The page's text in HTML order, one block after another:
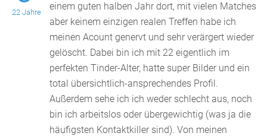
22 Jahre
einem guten halben Jahr dort, mit vielen Matches
aber keinem einzigen realen Treffen habe ich
meinen Acount genervt und sehr verärgert wieder
gelöscht. Dabei bin ich mit 22 eigentlich im
perfekten Tinder-Alter, hatte super Bilder und ein
total übersichtlich-ansprechendes Profil.
Außerdem sehe ich ich weder schlecht aus, noch
bin ich arbeitslos oder übergewichtig (was ja die
häufigsten Kontaktkiller sind). Von meinen